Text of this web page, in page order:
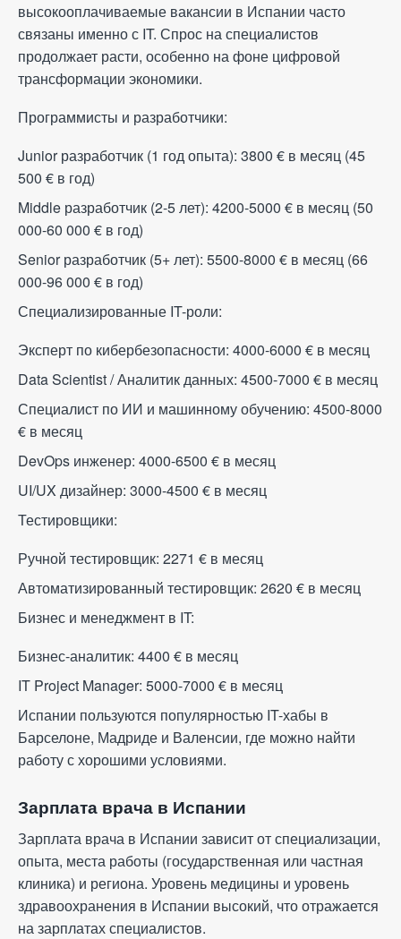
высокооплачиваемые вакансии в Испании часто
связаны именно с IT. Спрос на специалистов
продолжает расти, особенно на фоне цифровой
трансформации экономики.
Программисты и разработчики:
Junior разработчик (1 год опыта): 3800 € в месяц (45
500 € в год)
Middle разработчик (2-5 лет): 4200-5000 € в месяц (50
000-60 000 € в год)
Senior разработчик (5+ лет): 5500-8000 € в месяц (66
000-96 000 € в год)
Специализированные IT-роли:
Эксперт по кибербезопасности: 4000-6000 € в месяц
Data Scientist / Аналитик данных: 4500-7000 € в месяц
Специалист по ИИ и машинному обучению: 4500-8000
€ в месяц
DevOps инженер: 4000-6500 € в месяц
UI/UX дизайнер: 3000-4500 € в месяц
Тестировщики:
Ручной тестировщик: 2271 € в месяц
Автоматизированный тестировщик: 2620 € в месяц
Бизнес и менеджмент в IT:
Бизнес-аналитик: 4400 € в месяц
IT Project Manager: 5000-7000 € в месяц
Испании пользуются популярностью IT-хабы в
Барселоне, Мадриде и Валенсии, где можно найти
работу с хорошими условиями.
Зарплата врача в Испании
Зарплата врача в Испании зависит от специализации,
опыта, места работы (государственная или частная
клиника) и региона. Уровень медицины и уровень
здравоохранения в Испании высокий, что отражается
на зарплатах специалистов.